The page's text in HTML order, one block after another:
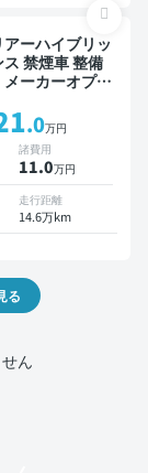
アーハイブリッ
ス 禁煙車 整備
ーカーオプシ
ニター ドラ
ー.0万円
諸費用
11.0万円
走行距離
14.6万km
る
ん